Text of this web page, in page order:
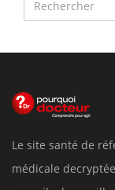
Le site santé de
médicale